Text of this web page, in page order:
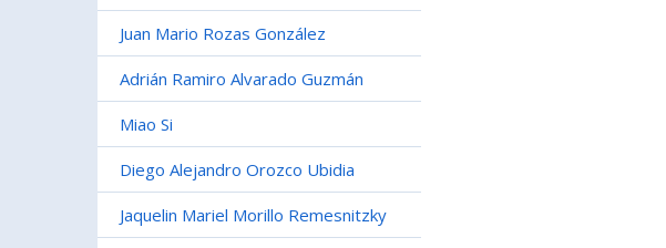
Juan Mario Rozas González
Adrián Ramiro Alvarado Guzmán
Miao Si
Diego Alejandro Orozco Ubidia
Jaquelin Mariel Morillo Remesnitzky